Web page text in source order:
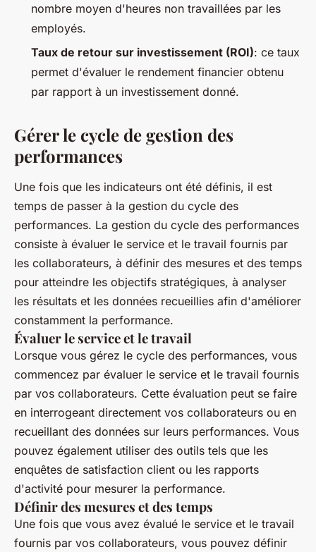
nombre moyen d'heures non travaillées par les
employés.
Taux de retour sur investissement (ROI): ce taux
permet d'évaluer le rendement financier obtenu
par rapport à un investissement donné.
Gérer le cycle de gestion des
performances
Une fois que les indicateurs ont été définis, il est
temps de passer à la gestion du cycle des
performances. La gestion du cycle des performances
consiste à évaluer le service et le travail fournis par
les collaborateurs, à définir des mesures et des temps
pour atteindre les objectifs stratégiques, à analyser
les résultats et les données recueillies afin d'améliorer
constamment la performance.
Évaluer le service et le travail
Lorsque vous gérez le cycle des performances, vous
commencez par évaluer le service et le travail fournis
par vos collaborateurs. Cette évaluation peut se faire
en interrogeant directement vos collaborateurs ou en
recueillant des données sur leurs performances. Vous
pouvez également utiliser des outils tels que les
enquêtes de satisfaction client ou les rapports
d'activité pour mesurer la performance.
Définir des mesures et des temps
Une fois que vous avez évalué le service et le travail
fournis par vos collaborateurs, vous pouvez définir